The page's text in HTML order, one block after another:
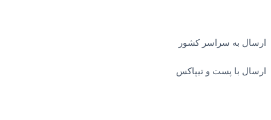
ارسال به سراسر کشور
ارسال با پست و تیپاکس